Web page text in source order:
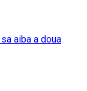
aiba a doua